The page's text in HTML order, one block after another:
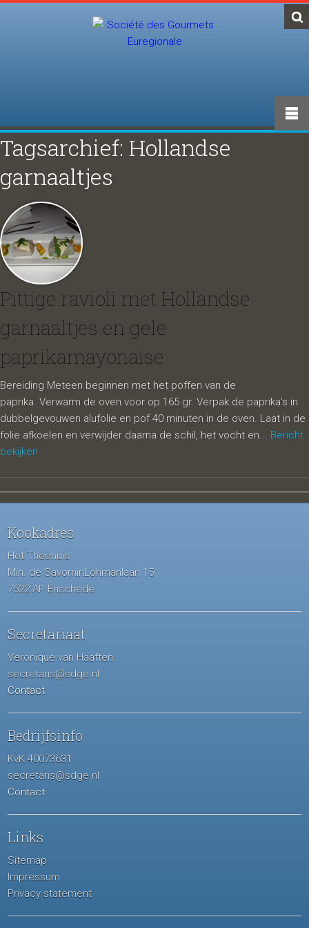
Tagsarchief: Hollandse
garnaaltjes
Pittige ravioli met Hollandse
garnaaltjes en gele
paprikamayonaise
Bereiding Meteen beginnen met het poffen van de
paprika. Verwarm de oven voor op 165 gr. Verpak de paprika’s in
dubbelgevouwen alufolie en pof 40 minuten in de oven. Laat in de
folie afkoelen en verwijder daarna de schil, het vocht en... Bericht
bekijken
Kookadres
Het Theehuis
Min. de SavorninLohmanlaan 15
7522 AP Enschede
Secretariaat
Veronique van Haaften
secretaris@sdge.nl
Contact
Bedrijfsinfo
KvK 40073631
secretaris@sdge.nl
Contact
Links
Sitemap
Impressum
Privacy statement